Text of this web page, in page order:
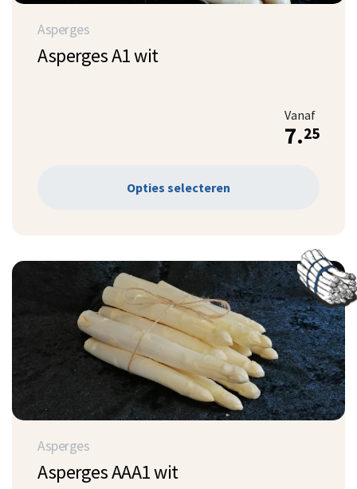
Asperges
Asperges A1 wit
Vanaf
7.25
Opties selecteren
Asperges
Asperges AAA1 wit